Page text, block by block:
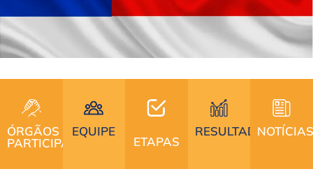
ÓRGÃOS
PARTICIPANTES
EQUIPE
ETAPAS
RESULTADOS